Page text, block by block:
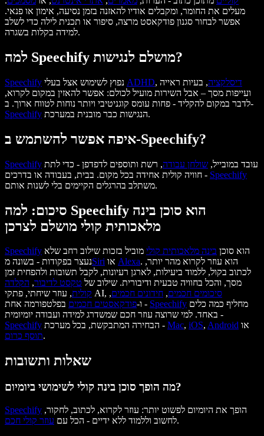
מעלים את החומר, ומקבלים אודיו להאזנה בזמן נסיעה, אימון או פנאי.
אפשר לבחור סגנון פודקאסט מרצה, סיפור או תכנית לילה כדי לשלב
למידה בקלות בשגרה.
למה Speechify מושלם לנגישות?
Speechify ADHD, דיסלקציה, בעיות ראייה
ועייפות מסך – אבל השירות מועיל לכולם: אפשר להאזין במקום לקרוא,
לדבר במקום להקליד - פחות עומס קוגניטיבי ויותר נוחות לטווח ארוך. ב-
Speechify
הנגישות כבר מובנית במערכת.
איפה אפשר להשתמש ב-Speechify?
Speechify עובד במובייל, שולחן עבודה, רשת ותוספים לדפדפן - כדי לתת
חוויה קולית אחידה בכל מקום. בבית, בעבודה או בדרכים - Speechify
משתלב בהרגלים הקיימים בלי לשנות אותם.
סיכום: למה Speechify הוא סוכן בינה
מלאכותית קולי מושלם לצרכן
Speechify הוא סוכן בינה מלאכותית קולי מוביל בזכות שילוב רחב שלא
נעצר בפקודות - בשונה מSiri Alexa. הוא עוזר לקרוא מהר יותר,
לכתוב בקול, ללמוד ביעילות, לארגן רעיונות, לקבל תשובות ולהפחית זמן
מסך, והכל בחוויה טבעית ודיבורית. שילוב של טקסט לדיבור, הקלדה
קולית , עוזר שיחתי, פתקי AI, סיכומים חכמים, חידונים חכמים,
ו-פודקאסטים חכמים בפלטפורמה אחת - Speechify
באחד. למי שרוצה עוזר חכם שמשדרג למידה ועבודה יומיומית -
Speechify
הבחירה המתבקשת, בכל מערכת - Mac, iOS, Android או
תוסף כרום.
שאלות ותשובות
מה הופך סוכן בינה קולי לשימושי ביומיום?
Speechify
לחשוב וללמוד ללא ידיים - הכל עם עוזר קולי חכם .